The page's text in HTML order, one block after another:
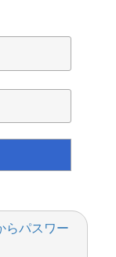
らパスワー